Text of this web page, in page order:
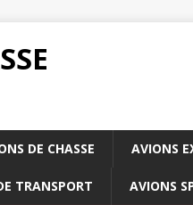
DE CHASSE AVIONS
TRANSPORT AVIONS